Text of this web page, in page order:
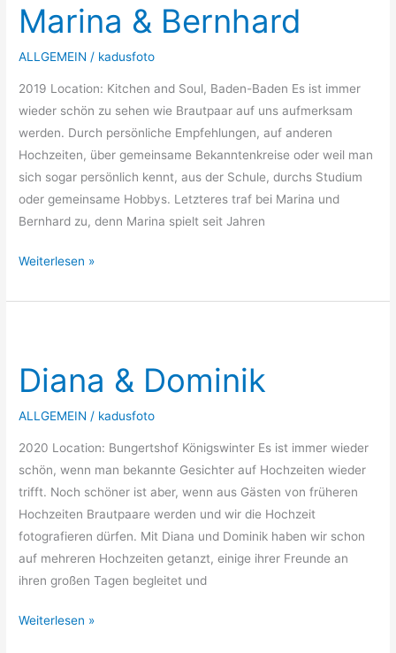
Marina & Bernhard
ALLGEMEIN / kadusfoto
2019 Location: Kitchen and Soul, Baden-Baden Es ist immer
wieder schön zu sehen wie Brautpaar auf uns aufmerksam
werden. Durch persönliche Empfehlungen, auf anderen
Hochzeiten, über gemeinsame Bekanntenkreise oder weil man
sich sogar persönlich kennt, aus der Schule, durchs Studium
oder gemeinsame Hobbys. Letzteres traf bei Marina und
Bernhard zu, denn Marina spielt seit Jahren
Bernhard
Weiterlesen »
Diana & Dominik
ALLGEMEIN / kadusfoto
2020 Location: Bungertshof Königswinter Es ist immer wieder
schön, wenn man bekannte Gesichter auf Hochzeiten wieder
trifft. Noch schöner ist aber, wenn aus Gästen von früheren
Hochzeiten Brautpaare werden und wir die Hochzeit
fotografieren dürfen. Mit Diana und Dominik haben wir schon
auf mehreren Hochzeiten getanzt, einige ihrer Freunde an
ihren großen Tagen begleitet und
Dominik
Weiterlesen »